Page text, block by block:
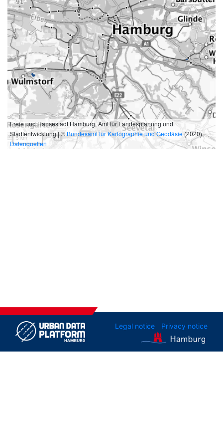
5 km
Freie und Hansestadt Hamburg, Amt für Landesplanung und
Stadtentwicklung | ©Bundesamt für Kartographie und Geodäsie (2020),
Datenquellen
Legal notice Privacy notice